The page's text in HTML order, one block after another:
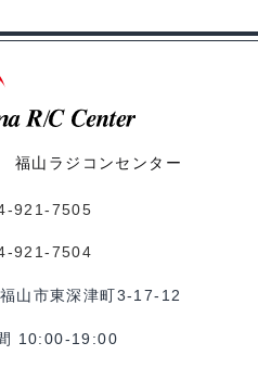
福山ラジコンセンター
921-7505
921-7504
山市東深津町3-17-12
10:00-19:00